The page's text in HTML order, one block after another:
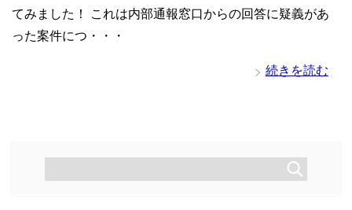
てみました！ これは内部通報窓口からの回答に疑義があ
った案件につ・・・
続きを読む